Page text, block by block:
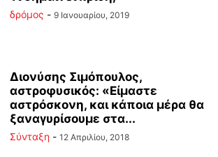
δρόμος - 9 Ιανουαρίου, 2019
Διονύσης Σιμόπουλος,
αστροφυσικός: «Είμαστε
αστρόσκονη, και κάποια μέρα θα
ξαναγυρίσουμε στα...
Σύνταξη - 12 Απριλίου, 2018